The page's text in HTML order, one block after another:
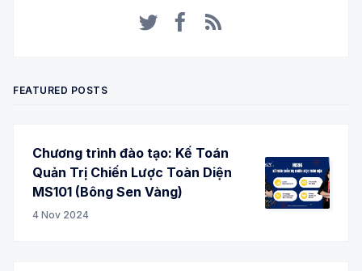
FEATURED POSTS
Chương trình đào tạo: Kế Toán
Quản Trị Chiến Lược Toàn Diện
MS101 (Bông Sen Vàng)
4 Nov 2024